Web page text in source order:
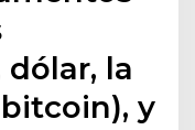
dólar, la
y